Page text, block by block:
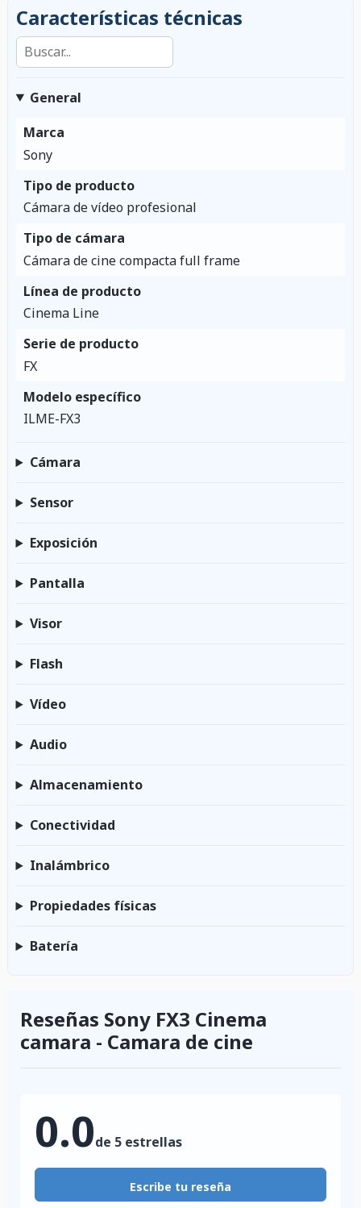
Características técnicas
Buscar en las características
General
Marca
Sony
Tipo de producto
Cámara de vídeo profesional
Tipo de cámara
Cámara de cine compacta full frame
Línea de producto
Cinema Line
Serie de producto
FX
Modelo específico
ILME-FX3
Cámara
Sensor
Exposición
Pantalla
Visor
Flash
Vídeo
Audio
Almacenamiento
Conectividad
Inalámbrico
Propiedades físicas
Batería
Reseñas Sony FX3 Cinema
camara - Camara de cine
0.0de 5 estrellas
Escribe tu reseña